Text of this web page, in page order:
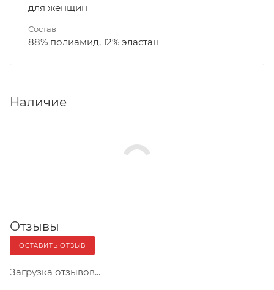
для женщин
Состав
88% полиамид, 12% эластан
Наличие
Отзывы
ОСТАВИТЬ ОТЗЫВ
Загрузка отзывов...